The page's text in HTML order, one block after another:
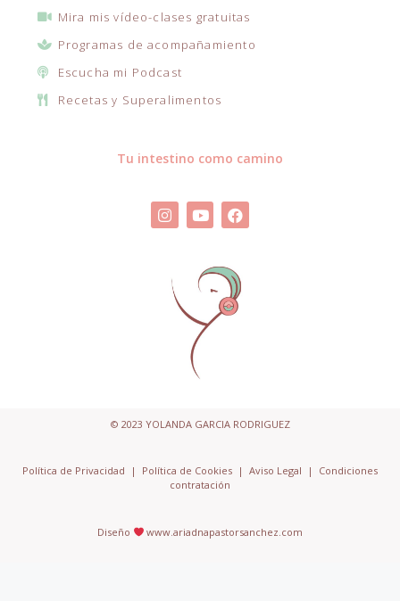
Tu intestino como camino
Mira mis vídeo-clases gratuitas
Programas de acompañamiento
Escucha mi Podcast
Recetas y Superalimentos
© 2023 YOLANDA GARCIA RODRIGUEZ
Política de Privacidad | Política de Cookies | Aviso Legal | Condiciones
contratación
Diseño www.ariadnapastorsanchez.com